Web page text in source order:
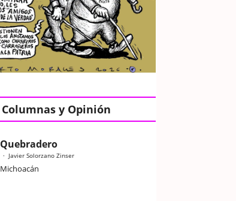
Columnas y Opinión
Quebradero
Javier Solorzano Zinser
Michoacán